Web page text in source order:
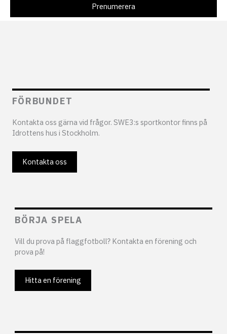
FÖRBUNDET
Kontakta oss gärna vid frågor. SWE3:s sportkontor finns på
Idrottens hus i Stockholm.
Kontakta oss
BÖRJA SPELA
Vill du prova på flaggfotboll? Kontakta en förening och
prova på!
Hitta en förening